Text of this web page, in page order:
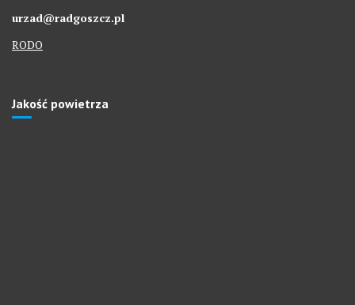
urzad@radgoszcz.pl
RODO
Jakość powietrza